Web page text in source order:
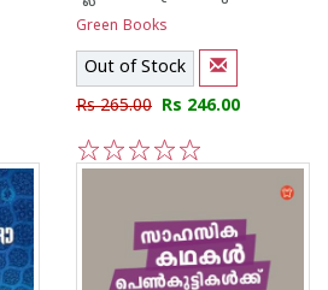
Green Books
Out of Stock
Rs 265.00 Rs 246.00
5
4
3
2
1